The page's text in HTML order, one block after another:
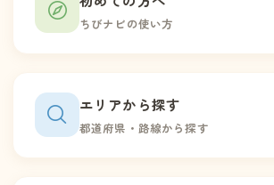
ちびナビの使い方
エリアから探す
都道府県・路線から探す